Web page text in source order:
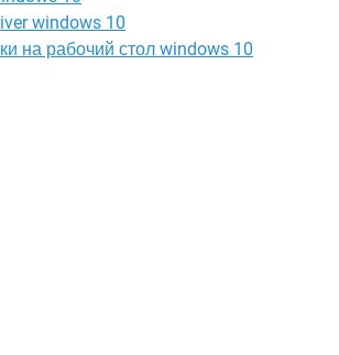
windows 10
на рабочий стол windows 10